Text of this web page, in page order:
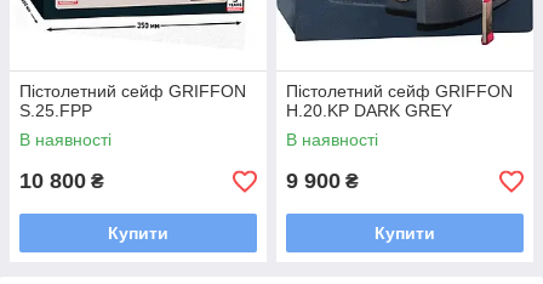
Пістолетний сейф GRIFFON
S.25.FPP
В наявності
10 800 ₴
Купити
Пістолетний сейф GRIFFON
H.20.KP DARK GREY
В наявності
9 900 ₴
Купити